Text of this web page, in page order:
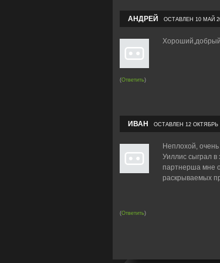
АНДРЕЙ ОСТАВЛЕН 10 МАЙ
(Ответить)
ИВАН ОСТАВЛЕН 12 ОКТЯБРЬ
Неплохой,
Уиллис сыграл
партнерша мне
раскрываемых
(Ответить)